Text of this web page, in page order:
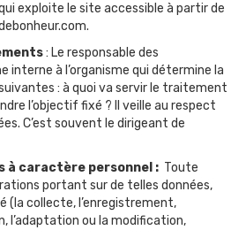
exploite le site accessible à partir de
: Le responsable des
à l’organisme qui détermine la
: à quoi va servir le traitement
l’objectif fixé ? Il veille au respect
C’est souvent le dirigeant de
à caractère personnel : Toute
portant sur de telles données,
(la collecte, l’enregistrement,
l’adaptation ou la modification,